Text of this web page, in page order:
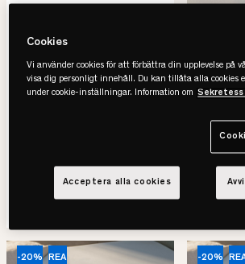
Comfort SmartCool
Kudde 2025
• Mjuk & Medium känsla
• Avtagbart, svalkande tyg
• 3 års garanti
Lägsta pris senaste 30 dagar
•
•
• Flera
Lägsta
-20% REA -20%
Cookies
Vi använder cookies för att förbättra din upplevelse på
visa dig personligt innehåll. Du kan tillåta alla cookies
under cookie-inställningar. Information om Sekretess
Acceptera alla cookies